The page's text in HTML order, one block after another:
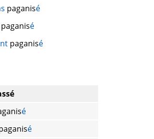
paganisé
paganisé
paganisé
é
é